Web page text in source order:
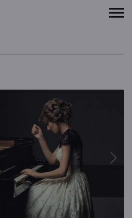
Next